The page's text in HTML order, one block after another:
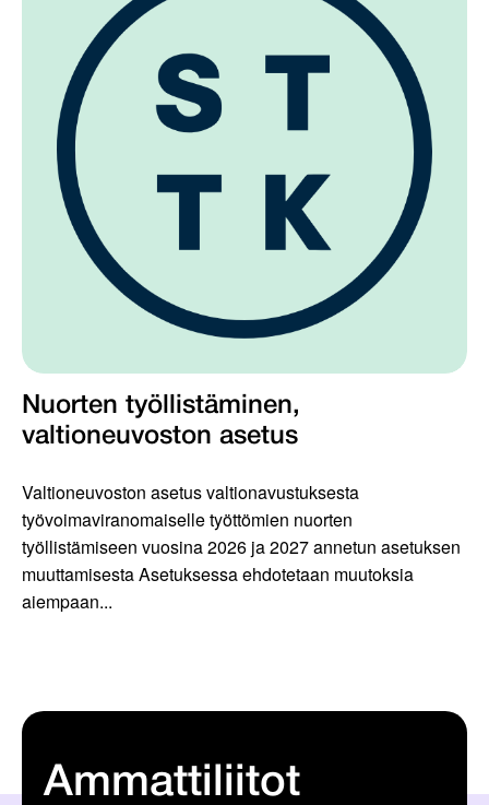
Nuorten työllistäminen,
valtioneuvoston asetus
Valtioneuvoston asetus valtionavustuksesta
työvoimaviranomaiselle työttömien nuorten
työllistämiseen vuosina 2026 ja 2027 annetun asetuksen
muuttamisesta Asetuksessa ehdotetaan muutoksia
aiempaan...
Ammattiliitot